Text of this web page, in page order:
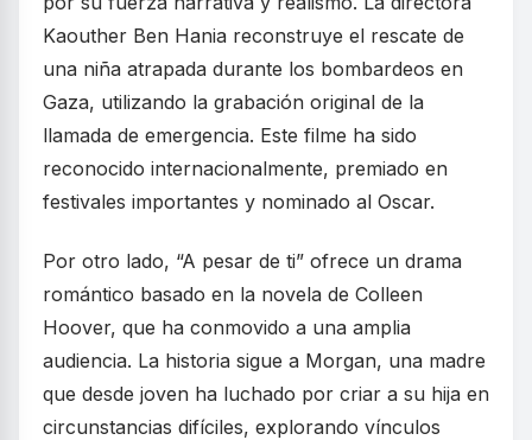
Kaouther Ben Hania reconstruye el rescate de
una niña atrapada durante los bombardeos en
Gaza, utilizando la grabación original de la
llamada de emergencia. Este filme ha sido
reconocido internacionalmente, premiado en
festivales importantes y nominado al Oscar.
Por otro lado, “A pesar de ti” ofrece un drama
romántico basado en la novela de Colleen
Hoover, que ha conmovido a una amplia
audiencia. La historia sigue a Morgan, una madre
que desde joven ha luchado por criar a su hija en
circunstancias difíciles, explorando vínculos